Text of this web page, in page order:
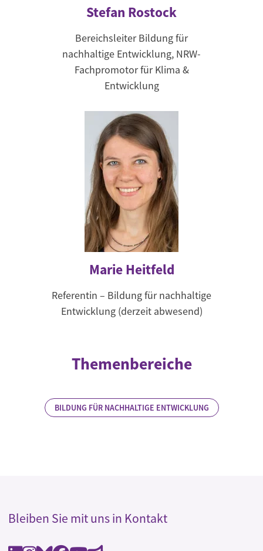
Stefan Rostock
Bereichsleiter Bildung für
nachhaltige Entwicklung, NRW-
Fachpromotor für Klima &
Entwicklung
Marie Heitfeld
Referentin – Bildung für nachhaltige
Entwicklung (derzeit abwesend)
Themenbereiche
BILDUNG FÜR NACHHALTIGE ENTWICKLUNG
Bleiben Sie mit uns in Kontakt